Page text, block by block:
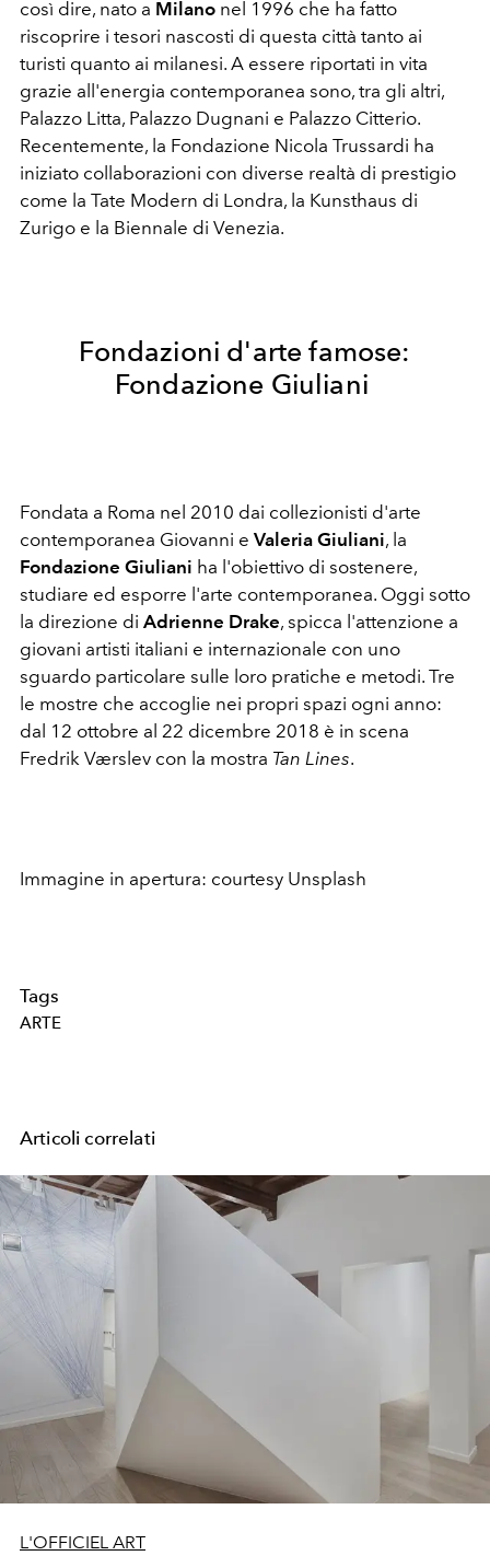
così dire, nato a Milano nel 1996 che ha fatto
riscoprire i tesori nascosti di questa città tanto ai
turisti quanto ai milanesi. A essere riportati in vita
grazie all'energia contemporanea sono, tra gli altri,
Palazzo Litta, Palazzo Dugnani e Palazzo Citterio.
Recentemente, la Fondazione Nicola Trussardi ha
iniziato collaborazioni con diverse realtà di prestigio
come la Tate Modern di Londra, la Kunsthaus di
Zurigo e la Biennale di Venezia.
Fondazioni d'arte famose:
Fondazione Giuliani
Fondata a Roma nel 2010 dai collezionisti d'arte
contemporanea Giovanni e Valeria Giuliani, la
Fondazione Giuliani ha l'obiettivo di sostenere,
studiare ed esporre l'arte contemporanea. Oggi sotto
la direzione di Adrienne Drake, spicca l'attenzione a
giovani artisti italiani e internazionale con uno
sguardo particolare sulle loro pratiche e metodi. Tre
le mostre che accoglie nei propri spazi ogni anno:
dal 12 ottobre al 22 dicembre 2018 è in scena
Fredrik Værslev con la mostra Tan Lines.
Immagine in apertura: courtesy Unsplash
Tags
ARTE
Articoli correlati
L'OFFICIEL ART